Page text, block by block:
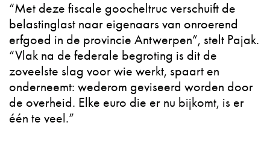
“Met deze fiscale goocheltruc verschuift de
belastinglast naar eigenaars van onroerend
erfgoed in de provincie Antwerpen”, stelt Pajak.
“Vlak na de federale begroting is dit de
zoveelste slag voor wie werkt, spaart en
onderneemt: wederom geviseerd worden door
de overheid. Elke euro die er nu bijkomt, is er
één te veel.”